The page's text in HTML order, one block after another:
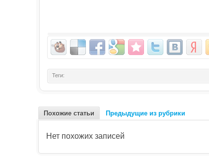
Теги:
Похожие статьи Предыдущие из рубрики
Нет похожих записей